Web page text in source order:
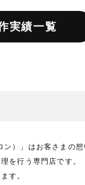
実績一覧
）」はお客さまの
を行う専門店です。
す。